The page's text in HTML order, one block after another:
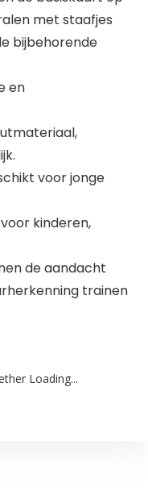
met staafjes
bijbehorende
en
voor jonge
kinderen,
de aandacht
trainen
Loading...